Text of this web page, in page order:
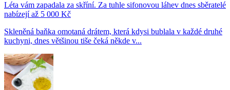
Léta vám zapadala za skříní. Za tuhle sifonovou láhev dnes sběratelé
nabízejí až 5 000 Kč
Skleněná baňka omotaná drátem, která kdysi bublala v každé druhé
kuchyni, dnes většinou tiše čeká někde v...